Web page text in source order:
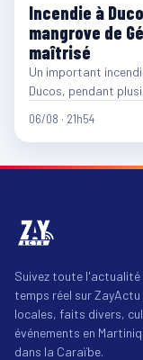
Incendie à
mangrove de
maîtrisé
Un important
Ducos, pendant
06/08 · 21h54
Suivez toute l'actualité
temps réel sur ZayActu
locales, faits divers,
événements en
dans la Caraïbe.